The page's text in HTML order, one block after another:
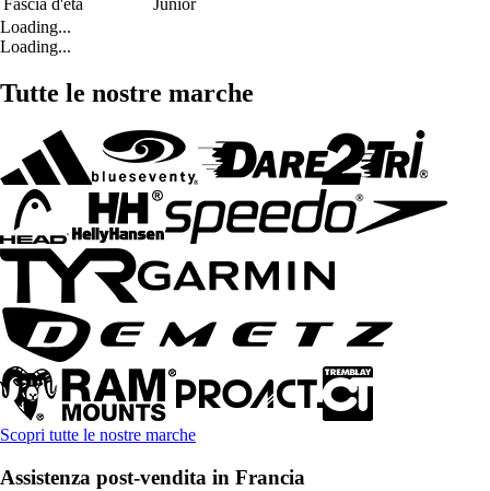
Fascia d'età
Junior
Loading...
Loading...
Tutte le nostre marche
Scopri tutte le nostre marche
Assistenza post-vendita in Francia